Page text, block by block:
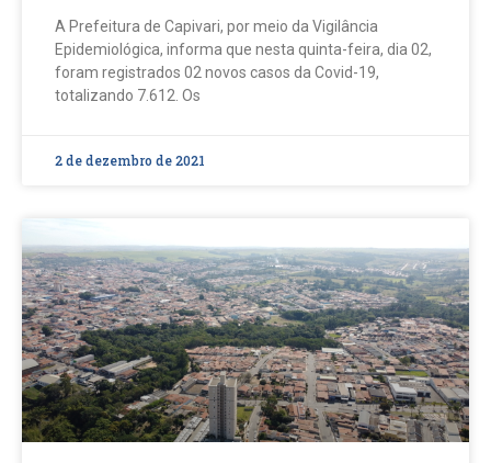
A Prefeitura de Capivari, por meio da Vigilância
Epidemiológica, informa que nesta quinta-feira, dia 02,
foram registrados 02 novos casos da Covid-19,
totalizando 7.612. Os
2 de dezembro de 2021